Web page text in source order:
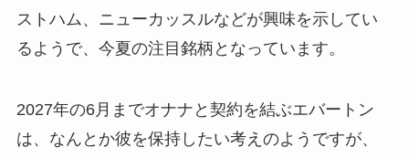
ストハム、ニューカッスルなどが興味を示してい
るようで、今夏の注目銘柄となっています。
2027年の6月までオナナと契約を結ぶエバートン
は、なんとか彼を保持したい考えのようですが、